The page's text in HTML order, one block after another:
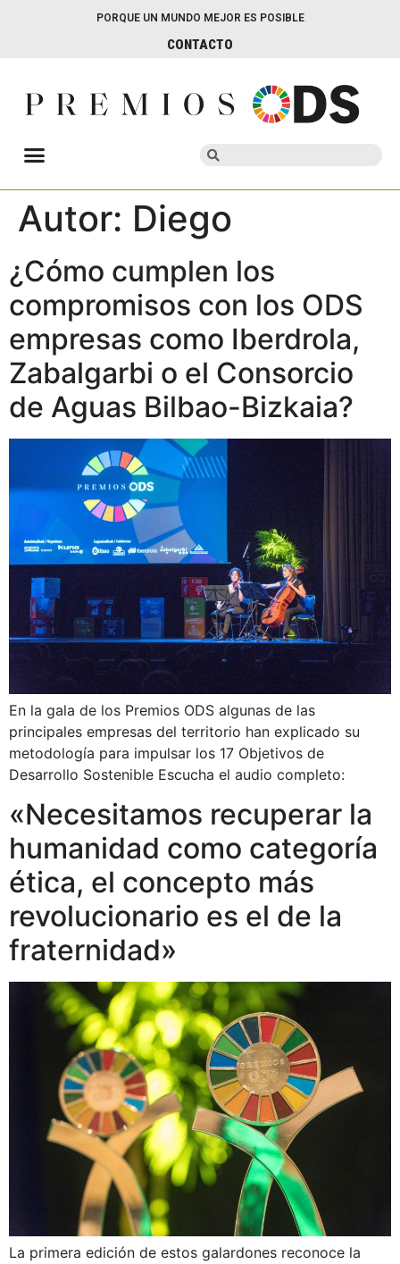
PORQUE UN MUNDO MEJOR ES POSIBLE
CONTACTO
Autor: Diego
¿Cómo cumplen los
compromisos con los ODS
empresas como Iberdrola,
Zabalgarbi o el Consorcio
de Aguas Bilbao-Bizkaia?
En la gala de los Premios ODS algunas de las
principales empresas del territorio han explicado su
metodología para impulsar los 17 Objetivos de
Desarrollo Sostenible Escucha el audio completo:
«Necesitamos recuperar la
humanidad como categoría
ética, el concepto más
revolucionario es el de la
fraternidad»
La primera edición de estos galardones reconoce la